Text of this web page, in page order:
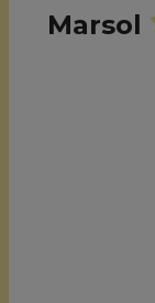
Marsol